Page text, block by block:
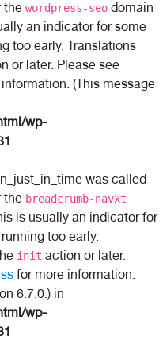
the wordpress-seo domain
an indicator for some
too early. Translations
or later. Please see
(This message
wp-
was called
the breadcrumb-navxt
is usually an indicator for
too early.
init action or later.
for more information.
6.7.0.) in
wp-